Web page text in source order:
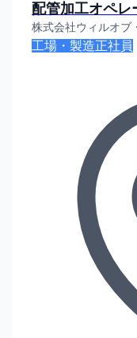
配管加工オペレ
株式会社ウィルオブ
工場・製造正社員